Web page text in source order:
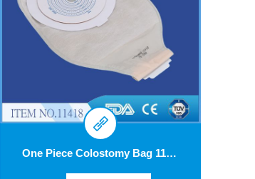
One Piece Colostomy Bag 11418